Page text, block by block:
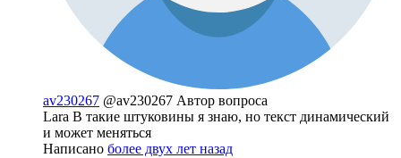
av230267 @av230267 Автор вопроса
Lara B такие штуковины я знаю, но текст динамический
и может меняться
Написано более двух лет назад